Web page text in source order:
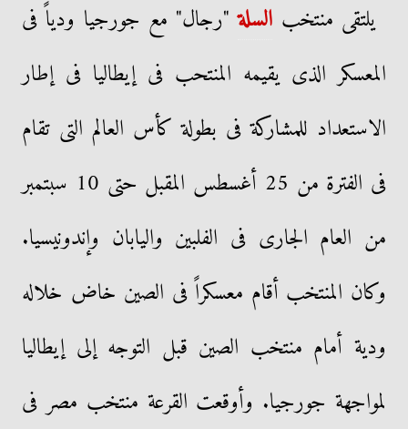
يلتقى منتخب السلة"رجال" مع جورجيا ودياً فى
المعسكر الذى يقيمه المنتحب فى إيطاليا فى إطار
الاستعداد للمشاركة فى بطولة كأس العالم التى تقام
فى الفترة من 25 أغسطس المقبل حتى 10 سبتمبر
من العام الجارى فى الفلبين واليابان وإندونيسيا.
وكان المنتخب أقام معسكراً فى الصين خاض خلاله
ودية أمام منتخب الصين قبل التوجه إلى إيطاليا
لمواجهة جورجيا. وأوقعت القرعة منتخب مصر فى